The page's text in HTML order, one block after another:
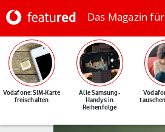
Das Magazin
Vodafone: SIM-Karte
freischalten
Alle Samsung-
Handys in
Reihenfolge